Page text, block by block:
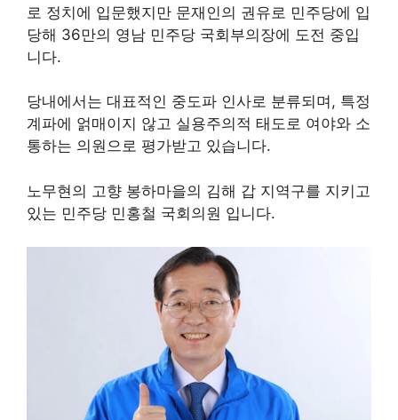
로 정치에 입문했지만 문재인의 권유로 민주당에 입
당해 36만의 영남 민주당 국회부의장에 도전 중입
니다.
당내에서는 대표적인 중도파 인사로 분류되며, 특정
계파에 얽매이지 않고 실용주의적 태도로 여야와 소
통하는 의원으로 평가받고 있습니다.
노무현의 고향 봉하마을의 김해 갑 지역구를 지키고
있는 민주당 민홍철 국회의원 입니다.